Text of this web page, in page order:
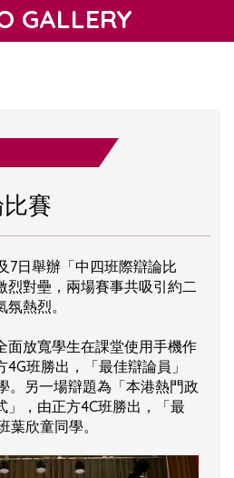
GALLERY
賽
7日舉辦「中四班際辯論比
烈對壘，兩場賽事共吸引約二
熱烈。
面放寬學生在課堂使用手機作
班勝出，「最佳辯論員」
。另一場辯題為「本港熱門政
」，由正方4C班勝出，「最
葉欣童同學。